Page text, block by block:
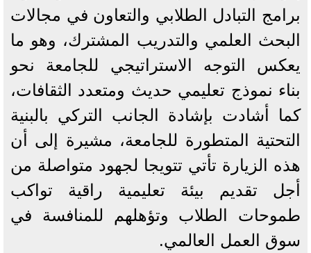
برامج التبادل الطلابي والتعاون في مجالات
البحث العلمي والتدريب المشترك، وهو ما
يعكس التوجه الاستراتيجي للجامعة نحو
بناء نموذج تعليمي حديث ومتعدد الثقافات،
كما أشادت بإشادة الجانب التركي بالبنية
التحتية المتطورة للجامعة، مشيرة إلى أن
هذه الزيارة تأتي تتويجا لجهود متواصلة من
أجل تقديم بيئة تعليمية راقية تواكب
طموحات الطلاب وتؤهلهم للمنافسة في
سوق العمل العالمي.